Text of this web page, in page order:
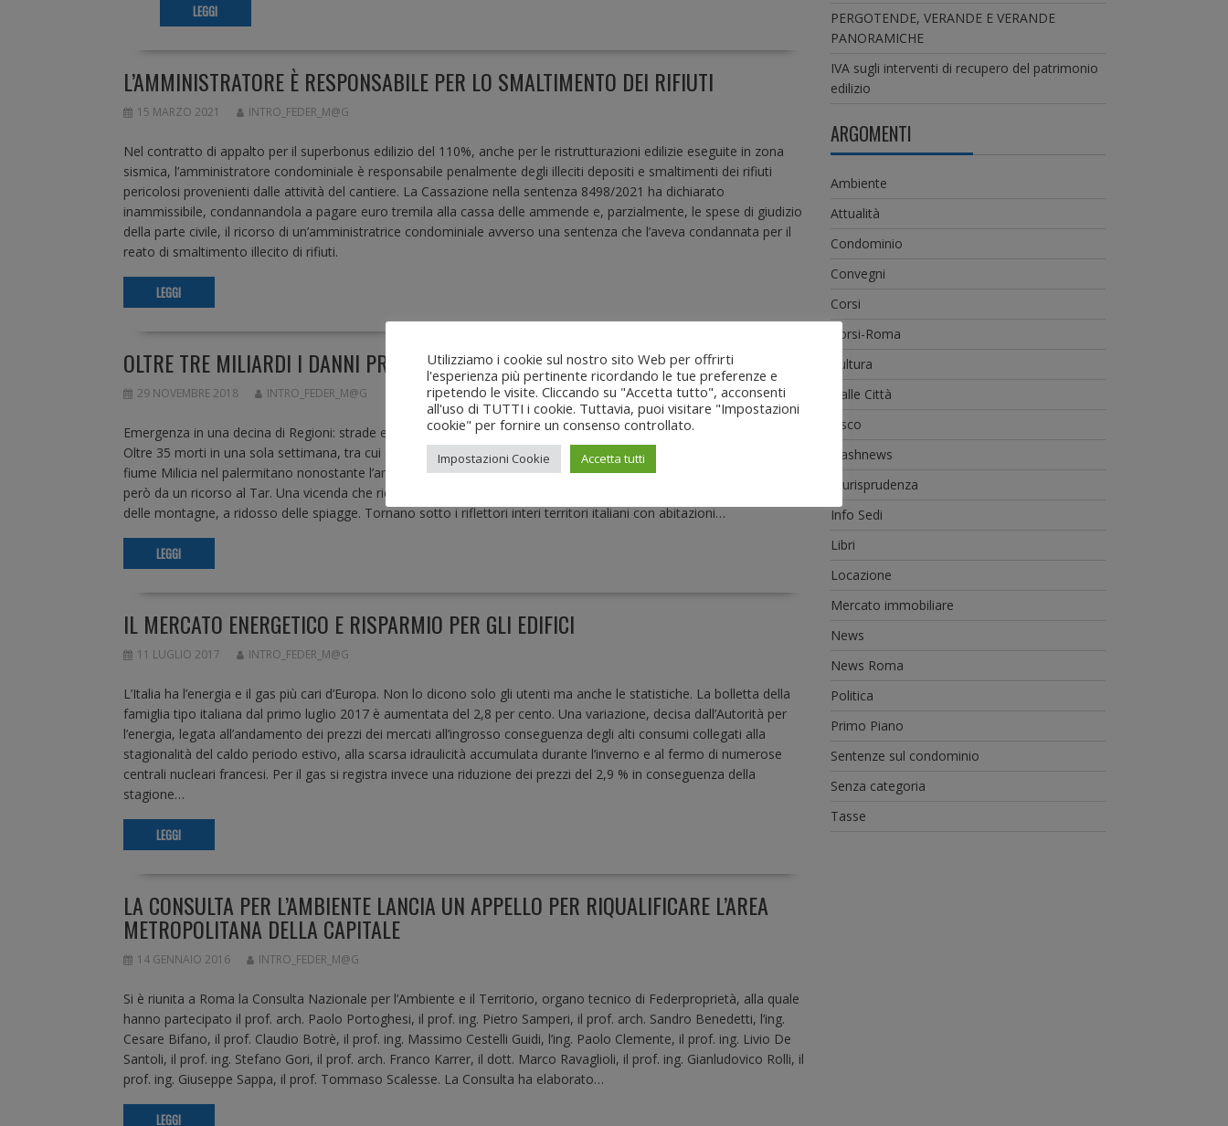
LEGGI
L’AMMINISTRATORE È RESPONSABILE PER LO SMALTIMENTO DEI RIFIUTI
15 MARZO 2021 INTRO_FEDER_M@G
Nel contratto di appalto per il superbonus edilizio del 110%, anche per le ristrutturazioni edilizie eseguite in zona
sismica, l’amministratore condominiale è responsabile penalmente degli illeciti depositi e smaltimenti dei rifiuti
pericolosi provenienti dalle attività del cantiere. La Cassazione nella sentenza 8498/2021 ha dichiarato
inammissibile, condannandola a pagare euro tremila alla cassa delle ammende e, parzialmente, le spese di giudizio
della parte civile, il ricorso di un’amministratrice condominiale avverso una sentenza che l’aveva condannata per il
reato di smaltimento illecito di rifiuti.
LEGGI
OLTRE TRE MILIARDI I DANNI PROVOCATI DAL MALTEMPO
29 NOVEMBRE 2018 INTRO_FEDER_M@G
Emergenza in una decina di Regioni: strade e ponti da rifare, piegati turismo e agricoltura. Caduti 15 milioni di alberi
Oltre 35 morti in una sola settimana, tra cui due famiglie travolte in una villetta abusiva dallo straripamento del
fiume Milicia nel palermitano nonostante l’amministrazione ne avesse disposto la demolizione nel 2008, fermata
però da un ricorso al Tar. Una vicenda che richiama i tanti casi di abusivismo edilizio sugli alvi dei fiumi, sulle pendici
delle montagne, a ridosso delle spiagge. Tornano sotto i riflettori interi territori italiani con abitazioni…
LEGGI
IL MERCATO ENERGETICO E RISPARMIO PER GLI EDIFICI
11 LUGLIO 2017 INTRO_FEDER_M@G
L’Italia ha l’energia e il gas più cari d’Europa. Non lo dicono solo gli utenti ma anche le statistiche. La bolletta della
famiglia tipo italiana dal primo luglio 2017 è aumentata del 2,8 per cento. Una variazione, decisa dall’Autorità per
l’energia, legata all’andamento dei prezzi dei mercati all’ingrosso conseguenza degli alti consumi collegati alla
stagionalità del caldo periodo estivo, alla scarsa idraulicità accumulata durante l’inverno e al fermo di numerose
centrali nucleari francesi. Per il gas si registra invece una riduzione dei prezzi del 2,9 % in conseguenza della
stagione…
LEGGI
LA CONSULTA PER L’AMBIENTE LANCIA UN APPELLO PER RIQUALIFICARE L’AREA
METROPOLITANA DELLA CAPITALE
14 GENNAIO 2016 INTRO_FEDER_M@G
Si è riunita a Roma la Consulta Nazionale per l’Ambiente e il Territorio, organo tecnico di Federproprietà, alla quale
hanno partecipato il prof. arch. Paolo Portoghesi, il prof. ing. Pietro Samperi, il prof. arch. Sandro Benedetti, l’ing.
Cesare Bifano, il prof. Claudio Botrè, il prof. ing. Massimo Cestelli Guidi, l’ing. Paolo Clemente, il prof. ing. Livio De
Santoli, il prof. ing. Stefano Gori, il prof. arch. Franco Karrer, il dott. Marco Ravaglioli, il prof. ing. Gianludovico Rolli, il
prof. ing. Giuseppe Sappa, il prof. Tommaso Scalesse. La Consulta ha elaborato…
LEGGI
PERGOTENDE, VERANDE E VERANDE
PANORAMICHE
IVA sugli interventi di recupero del patrimonio
edilizio
ARGOMENTI
Ambiente
Attualità
Condominio
Convegni
Corsi
Corsi-Roma
Cultura
Dalle Città
Fisco
Flashnews
Giurisprudenza
Info Sedi
Libri
Locazione
Mercato immobiliare
News
News Roma
Politica
Primo Piano
Sentenze sul condominio
Senza categoria
Tasse
Utilizziamo i cookie sul nostro sito Web per offrirti
l'esperienza più pertinente ricordando le tue preferenze e
ripetendo le visite. Cliccando su "Accetta tutto", acconsenti
all'uso di TUTTI i cookie. Tuttavia, puoi visitare "Impostazioni
cookie" per fornire un consenso controllato.
Impostazioni Cookie Accetta tutti